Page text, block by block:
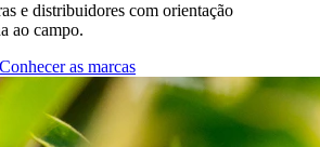
e distribuidores com orientação
ao campo.
Conhecer as marcas